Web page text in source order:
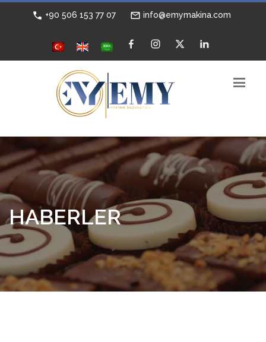
+90 506 153 77 07 info@emymakina.com
HABERLER